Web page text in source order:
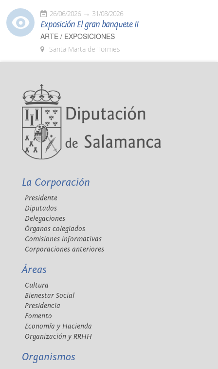
26/06/2026 31/08/2026
Exposición El gran banquete II
ARTE / EXPOSICIONES
Santa Marta de Tormes
La Corporación
Presidente
Diputados
Delegaciones
Órganos colegiados
Comisiones informativas
Corporaciones anteriores
Áreas
Cultura
Bienestar Social
Presidencia
Fomento
Economía y Hacienda
Organización y RRHH
Organismos